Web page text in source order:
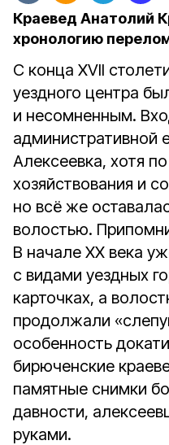
Краевед Анатолий
хронологию
С конца XVII
уездного центра
и несомненным.
административной
Алексеевка, хотя
хозяйствования и
но всё же
волостью.
В начале XX века
с видами уездных
карточках, а
продолжали
особенность
бирюченские
памятные снимки
давности,
руками.